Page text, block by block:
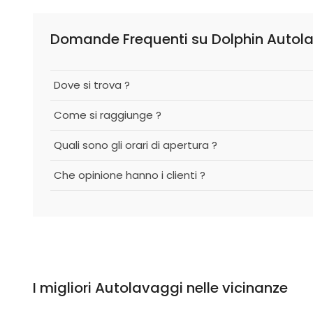
Domande Frequenti su Dolphin
Dove si trova ?
Come si raggiunge ?
Quali sono gli orari di apertura ?
Che opinione hanno i clienti ?
I migliori Autolavaggi nelle vicinanze